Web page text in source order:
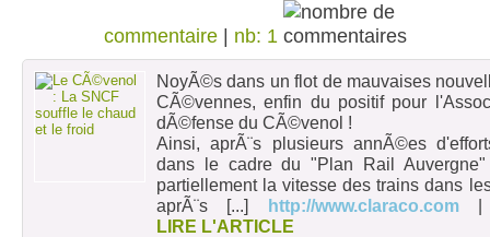
commentaire | nb: 1
NoyÃ©s dans un flot de mauvaises
CÃ©vennes, enfin du positif pour
dÃ©fense du CÃ©venol !
Ainsi, aprÃ¨s plusieurs annÃ©es
dans le cadre du "Plan Rail
partiellement la vitesse des trains dans
aprÃ¨s [...] http://www.claraco.com
LIRE L'ARTICLE